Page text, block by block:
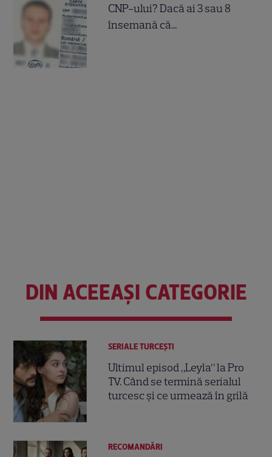
CNP-ului? Dacă ai 3 sau 8
însemană că...
DIN ACEEAȘI CATEGORIE
SERIALE TURCEŞTI
Ultimul episod „Leyla” la Pro
TV. Când se termină serialul
turcesc și ce urmează în grilă
RECOMANDĂRI